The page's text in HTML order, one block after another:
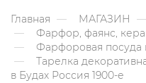
Главная МАГАЗИН
Фарфор, фаянс,
Фарфоровая посуда
Тарелка
в Будах Россия 1900-е